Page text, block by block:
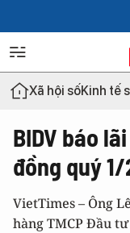
Xã hội sốKinh tế
BIDV báo
đồng quý
VietTimes – Ông
hàng TMCP Đầu